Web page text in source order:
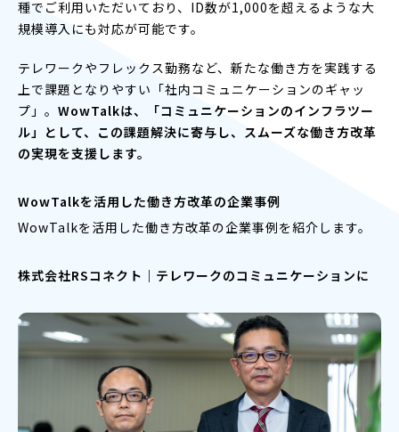
種でご利用いただいており、ID数が1,000を超えるような大
規模導入にも対応が可能です。
テレワークやフレックス勤務など、新たな働き方を実践する
上で課題となりやすい「社内コミュニケーションのギャッ
プ」。 WowTalkは、「コミュニケーションのインフラツー
ル」として、この課題解決に寄与し、スムーズな働き方改革
の実現を支援します。
WowTalkを活用した働き方改革の企業事例
WowTalkを活用した働き方改革の企業事例を紹介します。
株式会社RSコネクト｜テレワークのコミュニケーションに